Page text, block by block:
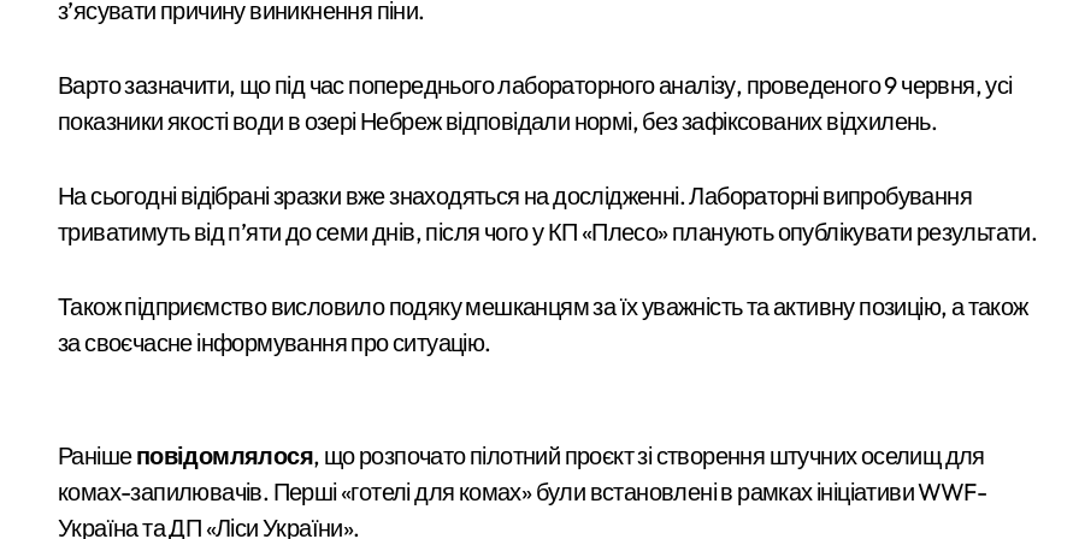
Кібербезпека для підприємців: поради поліції Київщини для захисту бізнесу та фінансів
Рятувальники Київщини борються з наслідками ворожих атак у Бучанському районі в
У Києві до 2029 року з’являться три нові станції метро: всі подробиці програми розвитку
В Київському Святошинському районі розгорілася велика пожежа: густий дим охопив численні
«Київ під загрозою: шахраї, що видають себе за співробітників СБУ, обдурили двох пенсіонерів на
На Київщині 12-річний підліток на електротранспорті потрапив в страшну аварію
У Києві під час російської атаки загинула парамедикиня «Госпітальєрів» Єва Ройтер, яка до
Стрілянина в київському дворі: чоловік здійснив постріли біля багатоповерхівок
з’ясувати причину виникнення піни.
Варто зазначити, що під час попереднього лабораторного аналізу, проведеного 9 червня, усі
показники якості води в озері Небреж відповідали нормі, без зафіксованих відхилень.
На сьогодні відібрані зразки вже знаходяться на дослідженні. Лабораторні випробування
триватимуть від п’яти до семи днів, після чого у КП «Плесо» планують опублікувати результати.
Також підприємство висловило подяку мешканцям за їх уважність та активну позицію, а також
за своєчасне інформування про ситуацію.
Ранішеповідомлялося, що розпочато пілотний проєкт зі створення штучних оселищ для
комах-запилювачів. Перші «готелі для комах» були встановлені в рамках ініціативи WWF-
Україна та ДП «Ліси України».
Київ
Києві: корупція у
службі в тилу на
admin Сер 6, 2026
Київ
переплату понад
16,5 млн грн у